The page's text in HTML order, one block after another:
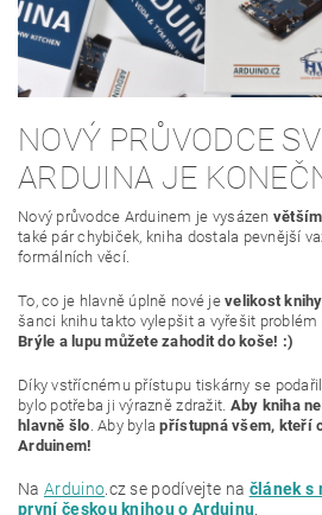
NOVÝ PRŮVODCE
ARDUINA JE
Nový průvodce Arduinem je vysázen
také pár chybiček, kniha dostala pevnější
formálních věcí.
To, co je hlavně úplně nové jevelikost knihy
šanci knihu takto vylepšit a vyřešit
Brýle a lupu můžete zahodit do koše! :)
Díky vstřícnému přístupu tiskárny se
bylo potřeba ji výrazně zdražit. Aby kniha
hlavně šlo. Aby bylapřístupná všem, kteří
Arduinem!
Na Arduino .cz se podívejte na článek s
první českou knihou o Arduinu